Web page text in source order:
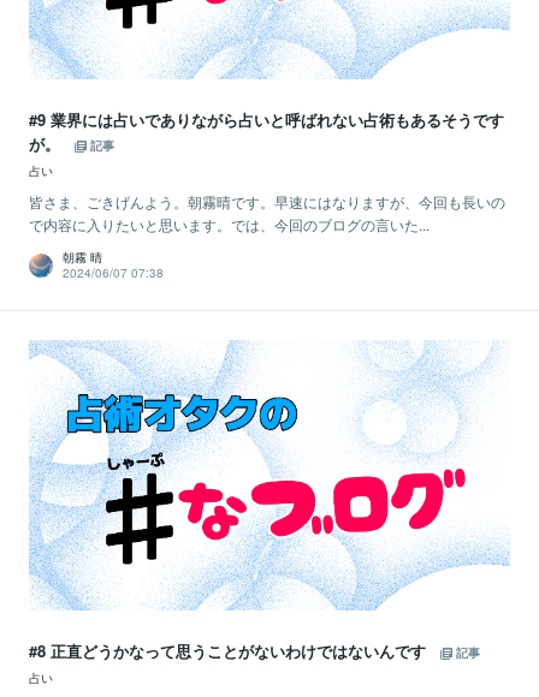
#9 業界には占いでありながら占いと呼ばれない占術もあるそうです
が。
記事
占い
皆さま、ごきげんよう。朝霧晴です。早速にはなりますが、今回も長いの
で内容に入りたいと思います。では、今回のブログの言いた...
朝霧 晴
2024/06/07 07:38
#8 正直どうかなって思うことがないわけではないんです
記事
占い